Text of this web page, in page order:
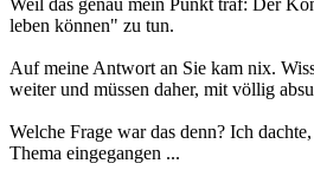
leben können" zu tun.
Auf meine Antwort an Sie kam nix.
weiter und müssen daher, mit völlig
Welche Frage war das denn? Ich
Thema eingegangen ...